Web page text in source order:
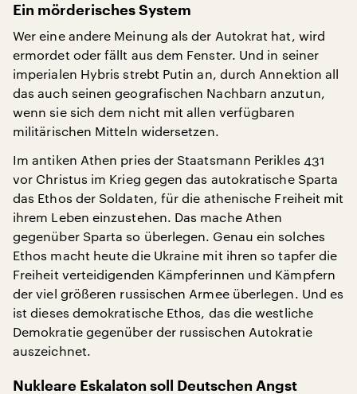
Ein mörderisches System
Wer eine andere Meinung als der Autokrat hat, wird
ermordet oder fällt aus dem Fenster. Und in seiner
imperialen Hybris strebt Putin an, durch Annektion all
das auch seinen geografischen Nachbarn anzutun,
wenn sie sich dem nicht mit allen verfügbaren
militärischen Mitteln widersetzen.
Im antiken Athen pries der Staatsmann Perikles 431
vor Christus im Krieg gegen das autokratische Sparta
das Ethos der Soldaten, für die athenische Freiheit mit
ihrem Leben einzustehen. Das mache Athen
gegenüber Sparta so überlegen. Genau ein solches
Ethos macht heute die Ukraine mit ihren so tapfer die
Freiheit verteidigenden Kämpferinnen und Kämpfern
der viel größeren russischen Armee überlegen. Und es
ist dieses demokratische Ethos, das die westliche
Demokratie gegenüber der russischen Autokratie
auszeichnet.
Nukleare Eskalaton soll
Deutschen Angst